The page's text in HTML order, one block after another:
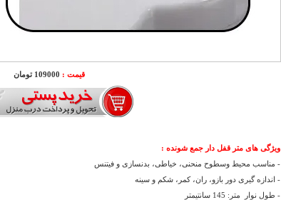
قیمت : 109000 تومان
ویژگی های متر قفل دار جمع شونده :
- مناسب محیط وسطوح منحنی، خیاطی، بدنسازی و فیتنس
- اندازه گیری دور بازو، ران، کمر، شکم و سینه
- طول نوار متر: 145 سانتیمتر